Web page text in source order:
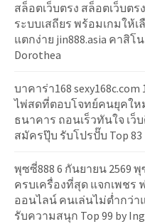
สล็อตเว็บตรง สล็อตเว็บต
ระบบเสถียร พร้อมเกมให้เ
แตกง่าย jin888.asia คาสิโ
Dorothea
บาคาร่า168 sexy168c.com
ไพ่สดที่ตอบโจทย์คนยุคให
ธนาคาร ถอนเร็วทันใจ เว็
สมัครปุ๊บ รับโปรปั๊บ Top 83
พุซซี่888 6 กันยายน 2569
ครบเครื่องที่สุด แจกเพชร
ออนไลน์ คนเล่นไม่ต่ำกว่า
รับความสนุก Top 99 by